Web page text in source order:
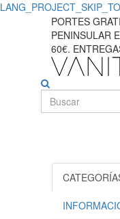
Conheça
Soluções
EasySlim
Emagrecer
PORTES
PENINSULAR
60€.